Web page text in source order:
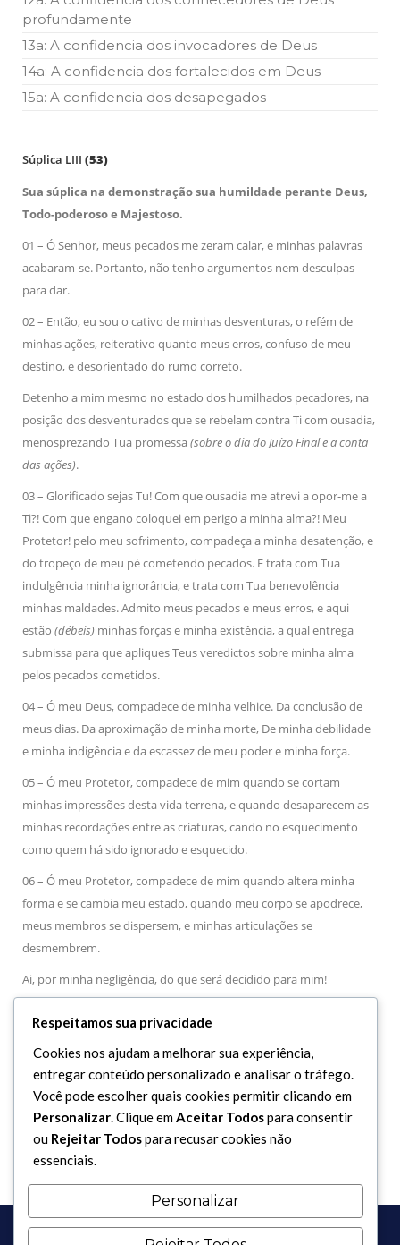
profundamente
13a: A confidencia dos invocadores de Deus
14a: A confidencia dos fortalecidos em Deus
15a: A confidencia dos desapegados
Súplica LIII (53)
Sua súplica na demonstração sua humildade perante Deus,
Todo-poderoso e Majestoso.
01 – Ó Senhor, meus pecados me zeram calar, e minhas palavras
acabaram-se. Portanto, não tenho argumentos nem desculpas
para dar.
02 – Então, eu sou o cativo de minhas desventuras, o refém de
minhas ações, reiterativo quanto meus erros, confuso de meu
destino, e desorientado do rumo correto.
Detenho a mim mesmo no estado dos humilhados pecadores, na
posição dos desventurados que se rebelam contra Ti com ousadia,
menosprezando Tua promessa(sobre o dia do Juízo Final e a conta
das ações).
03 – Glorificado sejas Tu! Com que ousadia me atrevi a opor-me a
Ti?! Com que engano coloquei em perigo a minha alma?! Meu
Protetor! pelo meu sofrimento, compadeça a minha desatenção,e
do tropeço de meu pé cometendo pecados. E trata com Tua
indulgência minha ignorância, e trata com Tua benevolência
minhas maldades. Admito meus pecados e meus erros, e aqui
estão (débeis) minhas forças e minha existência, a qual entrega
submissa para que apliques Teus veredictos sobre minha alma
pelos pecados cometidos.
04 – Ó meu Deus, compadece de minha velhice. Da conclusão de
meus dias. Da aproximação de minha morte, De minha debilidade
e minha indigência e da escassez de meu poder e minha força.
05 – Ó meu Protetor, compadece de mim quando se cortam
minhas impressões desta vida terrena, e quando desaparecem as
minhas recordações entre as criaturas, cando no esquecimento
como quem há sido ignorado e esquecido.
06 – Ó meu Protetor, compadece de mim quando altera minha
forma e se cambia meu estado, quando meu corpo se apodrece,
meus membros se dispersem, e minhas articulações se
desmembrem.
Ai, por minha negligência, do que será decidido para mim!
ressurreição no tempo da minha junta
Faz que nesse dia, minha estância seja com Teus amigos íntegros. E
o começo de minha marcha para Ti seja com Teus amados. E que
minha morada final seja em Tua cercania, ó Senhor dos Universos!
Respeitamos sua privacidade
Cookies nos ajudam a melhorar sua experiência,
entregar conteúdo personalizado e analisar o tráfego.
Você pode escolher quais cookies permitir clicando em
Personalizar. Clique emAceitar Todospara consentir
ou Rejeitar Todospara recusar cookies não
essenciais.
Personalizar